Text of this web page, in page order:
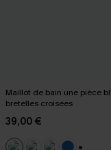
Maillot de bain une pièce
bretelles croisées
39,00 €